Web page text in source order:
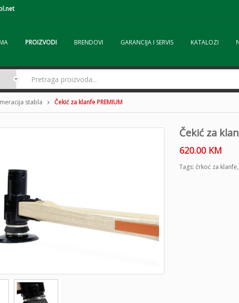
PROIZVODI BRENDOVI GARANCIJA I SERVIS KATALOZI
stabla Čekić za klanfe PREMIUM
Čekić za
620.00 KM
Tags: črkoć za klanfe,